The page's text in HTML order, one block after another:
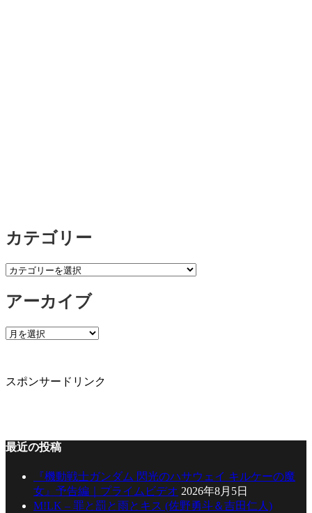
カテゴリー
カ
ゴ
ー
アーカイブ
ア
イ
スポンサードリンク
最近の投稿
『機動戦士ガンダム 閃光のハサウェイ キルケーの魔
女』予告編｜プライムビデオ 2026年8月5日
M!LK – 罪と罰と雨とキス (佐野勇斗＆吉田仁人)